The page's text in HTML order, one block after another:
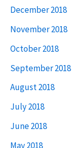
December 2018
November 2018
October 2018
September 2018
August 2018
July 2018
June 2018
May 2018